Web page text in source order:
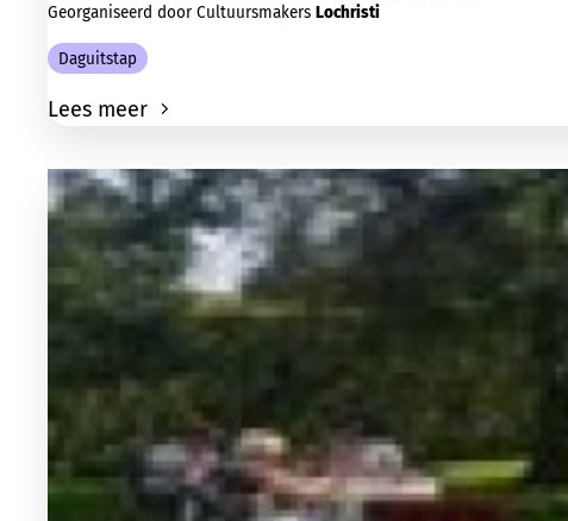
Georganiseerd door Cultuursmakers Lochristi
Daguitstap
Lees meer